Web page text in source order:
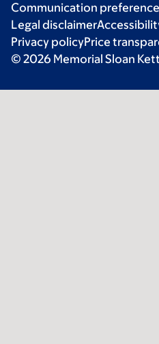
Communication
Legal disclaimer
Privacy policyPrice
© 2026 Memorial Sloan